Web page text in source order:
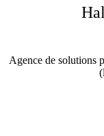
Agence de solutions